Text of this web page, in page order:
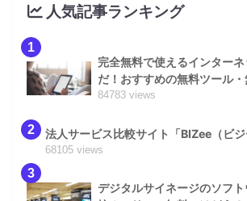
人気記事ランキング
1
完全無料で使えるインター
だ！おすすめの無料ツール
84783 views
2 法人サービス比較サイト「BIZee（ビジ
68105 views
3
デジタルサイネージのソフ